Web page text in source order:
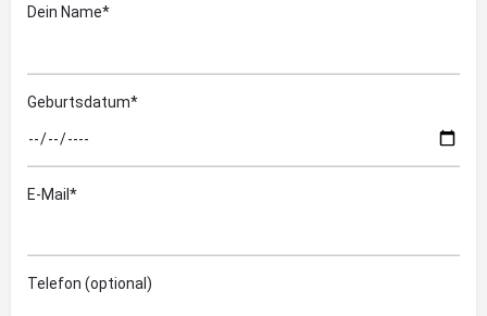
Dein Name*
Geburtsdatum*
E-Mail*
Telefon (optional)